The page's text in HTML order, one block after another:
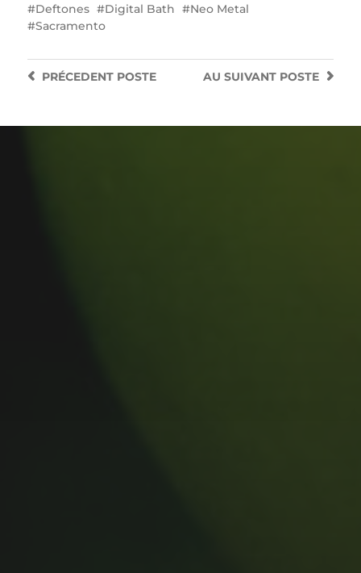
Deftones
Digital Bath
Neo Metal
Sacramento
AU SUIVANT POSTE
PRÉCEDENTPOSTE